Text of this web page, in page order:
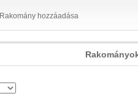
Rakomány hozzáadása